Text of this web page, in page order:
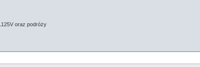
oraz podróży